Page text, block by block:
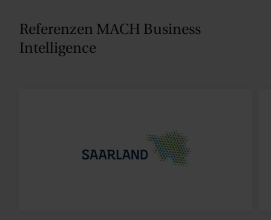
Referenzen MACH Business
Intelligence